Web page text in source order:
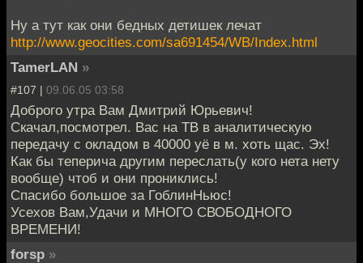
Ну а тут как они бедных детишек лечат
http://www.geocities.com/sa691454/WB/Index.html
TamerLAN »
#107 | 09.06.05 03:58
Доброго утра Вам Дмитрий Юрьевич!
Скачал,посмотрел. Вас на ТВ в аналитическую
передачу с окладом в 40000 уё в м. хоть щас. Эх!
Как бы теперича другим переслать(у кого нета нету
вообще) чтоб и они прониклись!
Спасибо большое за ГоблинНьюс!
Усехов Вам,Удачи и МНОГО СВОБОДНОГО
ВРЕМЕНИ!
forsp »